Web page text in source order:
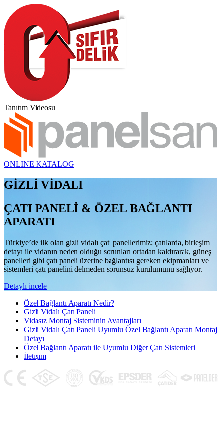
Tanıtım Videosu
ONLINE KATALOG
GİZLİ VİDALI
ÇATI PANELİ & ÖZEL BAĞLANTI
APARATI
Türkiye’de ilk olan gizli vidalı çatı panellerimiz; çatılarda, birleşim
detayı ile vidanın neden olduğu sorunları ortadan kaldırarak, güneş
panelleri gibi çatı paneli üzerine bağlantısı gereken ekipmanları ve
sistemleri çatı panelini delmeden sorunsuz kurulumunu sağlıyor.
Detaylı incele
Özel Bağlantı Aparatı Nedir?
Gizli Vidalı Çatı Paneli
Vidasız Montaj Sisteminin Avantajları
Gizli Vidalı Çatı Paneli Uyumlu Özel Bağlantı Aparatı Montaj
Detayı
Özel Bağlantı Aparatı ile Uyumlu Diğer Çatı Sistemleri
İletişim